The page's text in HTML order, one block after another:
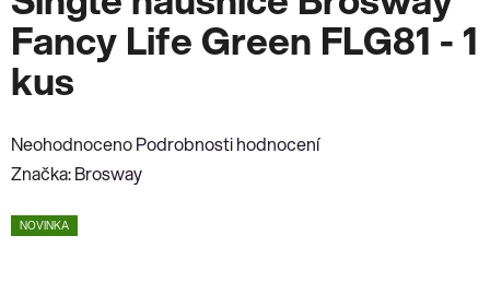
Fancy Life Green FLG81 - 1
kus
Průměrné
hodnocení
je
NeohodnocenoPodrobnosti hodnocení
Značka:Brosway
NOVINKA